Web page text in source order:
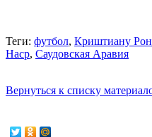
Теги: футбол, Криштиану
Наср, Саудовская Аравия
Вернуться к списку